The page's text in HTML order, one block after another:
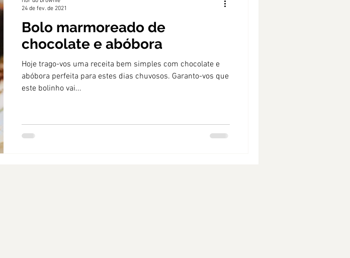
Bolo marmoreado de
chocolate e abóbora
Hoje trago-vos uma receita bem simples com chocolate e
abóbora perfeita para estes dias chuvosos. Garanto-vos que
este bolinho vai...
24 de fev. de 2021